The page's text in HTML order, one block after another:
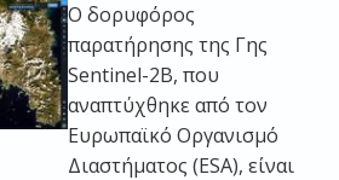
Ο δορυφόρος
παρατήρησης της Γης
Sentinel-2B, που
αναπτύχθηκε από τον
Ευρωπαϊκό Οργανισμό
Διαστήματος (ESA), είναι